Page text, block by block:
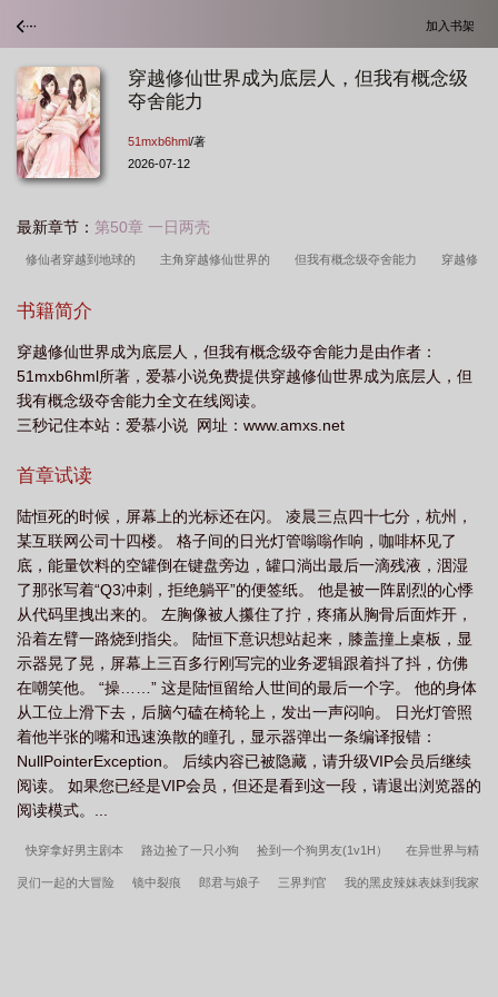
加入书架
穿越修仙世界成为底层人，但我有概念级
夺舍能力
51mxb6hml/著
2026-07-12
最新章节： 第50章 一日两壳
修仙者穿越到地球的 主角穿越修仙世界的 但我有概念级夺舍能力 穿越修
越修真界
玄幻 穿越到修仙界成为天才 穿越修真世界 主角穿越到修仙世界的
穿越到修真世界很低调的 主角穿越修仙世界写 主角穿越到修真世界 穿越修
仙世界当大佬的 穿越修真界
书籍简介
穿越修仙世界成为底层人，但我有概念级夺舍能力是由作者：
51mxb6hml所著，爱慕小说免费提供穿越修仙世界成为底层人，但
我有概念级夺舍能力全文在线阅读。
三秒记住本站：爱慕小说 网址：www.amxs.net
首章试读
陆恒死的时候，屏幕上的光标还在闪。 凌晨三点四十七分，杭州，
某互联网公司十四楼。 格子间的日光灯管嗡嗡作响，咖啡杯见了
底，能量饮料的空罐倒在键盘旁边，罐口淌出最后一滴残液，洇湿
了那张写着“Q3冲刺，拒绝躺平”的便签纸。 他是被一阵剧烈的心悸
从代码里拽出来的。 左胸像被人攥住了拧，疼痛从胸骨后面炸开，
沿着左臂一路烧到指尖。 陆恒下意识想站起来，膝盖撞上桌板，显
示器晃了晃，屏幕上三百多行刚写完的业务逻辑跟着抖了抖，仿佛
在嘲笑他。 “操……” 这是陆恒留给人世间的最后一个字。 他的身体
从工位上滑下去，后脑勺磕在椅轮上，发出一声闷响。 日光灯管照
着他半张的嘴和迅速涣散的瞳孔，显示器弹出一条编译报错：
NullPointerException。 后续内容已被隐藏，请升级VIP会员后继续
阅读。 如果您已经是VIP会员，但还是看到这一段，请退出浏览器的
阅读模式。...
快穿拿好男主剧本 路边捡了一只小狗 捡到一个狗男友(1v1H） 在异世界与精
灵们一起的大冒险 镜中裂痕 郎君与娘子 三界判官 我的黑皮辣妹表妹到我家